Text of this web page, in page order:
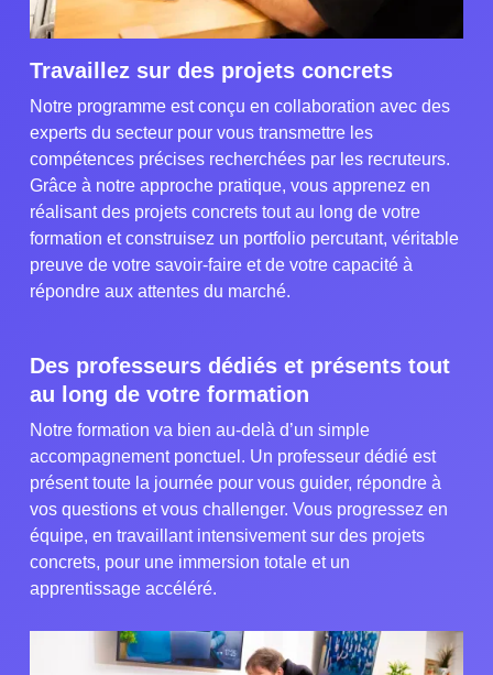
Travaillez sur des projets concrets
Notre programme est conçu en collaboration avec des
experts du secteur pour vous transmettre les
compétences précises recherchées par les recruteurs.
Grâce à notre approche pratique, vous apprenez en
réalisant des projets concrets tout au long de votre
formation et construisez un portfolio percutant, véritable
preuve de votre savoir-faire et de votre capacité à
répondre aux attentes du marché.
Des professeurs dédiés et présents tout
au long de votre formation
Notre formation va bien au-delà d’un simple
accompagnement ponctuel. Un professeur dédié est
présent toute la journée pour vous guider, répondre à
vos questions et vous challenger. Vous progressez en
équipe, en travaillant intensivement sur des projets
concrets, pour une immersion totale et un
apprentissage accéléré.